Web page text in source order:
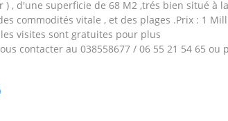
, d'une superficie de 68 M2 ,trés bien situé à
commodités vitale , et des plages .Prix : 1
visites sont gratuites pour plus
contacter au 038558677 / 06 55 21 54 65 ou